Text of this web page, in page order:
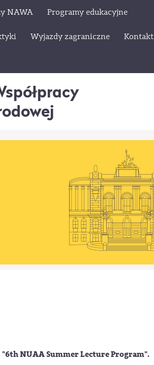
NAWA Programy edukacyjne
Wyjazdy zagraniczne Kontakt
"6th NUAA Summer Lecture Program".